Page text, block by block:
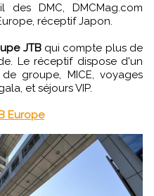
réceptif Japon.
JTBqui compte plus de
Le réceptif dispose d'un
groupe, MICE, voyages
et séjours VIP.
Europe